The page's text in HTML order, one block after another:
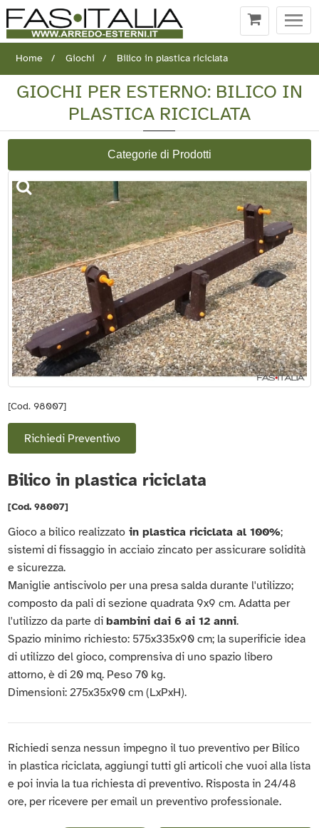
Home
Giochi Bilico in plastica riciclata
GIOCHI PER ESTERNO: BILICO IN
PLASTICA RICICLATA
Categorie di Prodotti
[Cod. 98007]
Richiedi Preventivo
Bilico in plastica riciclata
[Cod. 98007]
Gioco a bilico realizzato in plastica riciclata al 100%;
sistemi di fissaggio in acciaio zincato per assicurare solidità
e sicurezza.
Maniglie antiscivolo per una presa salda durante l'utilizzo;
composto da pali di sezione quadrata 9x9 cm. Adatta per
l'utilizzo da parte dibambini dai 6 ai 12 anni.
Spazio minimo richiesto: 575x335x90 cm; la superificie idea
di utilizzo del gioco, comprensiva di uno spazio libero
attorno, è di 20 mq. Peso 70 kg.
Dimensioni: 275x35x90 cm (LxPxH).
Richiedi senza nessun impegno il tuo preventivo per Bilico
in plastica riciclata, aggiungi tutti gli articoli che vuoi alla lista
e poi invia la tua richiesta di preventivo. Risposta in 24/48
ore, per ricevere per email un preventivo professionale.